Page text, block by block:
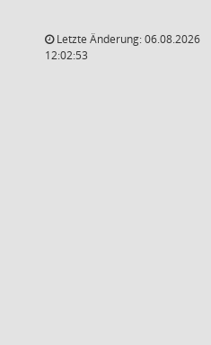
Letzte Änderung: 06.08.2026
12:02:53